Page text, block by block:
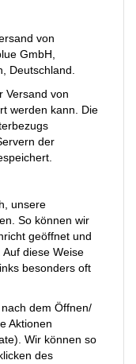
von
GmbH,
Deutschland.
Versand von
werden kann. Die
der
unsere
So können wir
geöffnet und
diese Weise
besonders oft
dem Öffnen/
Aktionen
Wir können so
des